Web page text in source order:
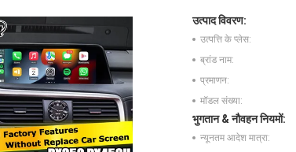
उत्पाद विवरण:
उत्पत्ति के प्लेस:
ब्रांड नाम:
प्रमाणन:
मॉडल संख्या:
भुगतान & नौवहन नियमों:
न्यूनतम आदेश मात्रा: